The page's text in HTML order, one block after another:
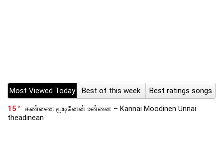
Most Viewed Today Best of this week
Best ratings songs
15
கண்ணை மூடினேன் உன்னை – Kannai Moodinen Unnai
theadinean